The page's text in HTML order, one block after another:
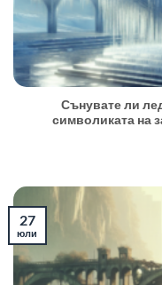
Сънувате ли
символиката на
27
юли